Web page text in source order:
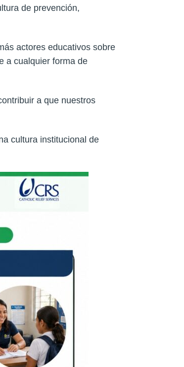
de prevención,
actores educativos sobre
a cualquier forma de
a que nuestros
cultura institucional de